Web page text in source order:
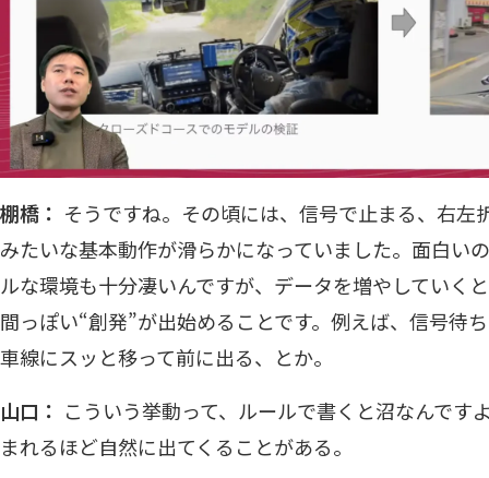
棚橋： そうですね。その頃には、信号で止まる、右左
みたいな基本動作が滑らかになっていました。面白い
ルな環境も十分凄いんですが、データを増やしていく
間っぽい“創発”が出始めることです。例えば、信号待
車線にスッと移って前に出る、とか。
山口： こういう挙動って、ルールで書くと沼なんです
まれるほど自然に出てくることがある。